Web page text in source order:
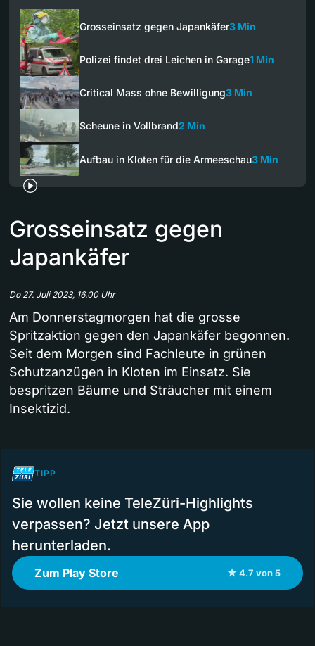
Grosseinsatz gegen Japankäfer3 Min
Polizei findet drei Leichen in Garage1 Min
Critical Mass ohne Bewilligung3 Min
Scheune in Vollbrand2 Min
Aufbau in Kloten für die Armeeschau3 Min
Grosseinsatz gegen
Japankäfer
Do 27. Juli 2023, 16.00 Uhr
Am Donnerstagmorgen hat die grosse
Spritzaktion gegen den Japankäfer begonnen.
Seit dem Morgen sind Fachleute in grünen
Schutzanzügen in Kloten im Einsatz. Sie
bespritzen Bäume und Sträucher mit einem
Insektizid.
TIPP
Sie wollen keine TeleZüri-Highlights
verpassen? Jetzt unsere App
herunterladen.
Zum Play Store ★ 4.7 von 5